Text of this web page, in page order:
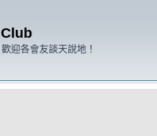
迎各會友談天說地！